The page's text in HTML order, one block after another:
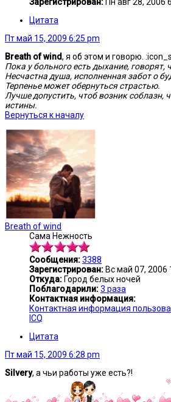
Цитата
Пт май 15, 2009 6:25 pm
Breath of wind, я об этом и говорю.
Пока у больного есть дыхание, говорят,
Несчастна душа, исполненная забот о
Терпенье может обернуться страстью.
Лучше допустить, чтоб возник соблазн,
истины.
Вернуться к началу
Breath of wind
Сама Нежность
Сообщения:3388
Зарегистрирован: Вс май 07, 2006
Откуда: Город белых ночей
Поблагодарили:3 раза
Контактная информация:
Контактная информация
ICQ
Цитата
Пт май 15, 2009 6:28 pm
Silvery, а чьи работы уже есть?!